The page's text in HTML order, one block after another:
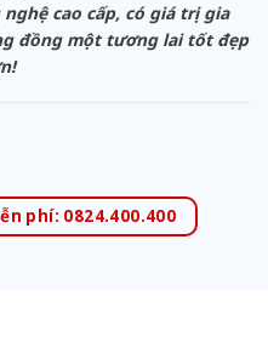
cao cấp, có giá trị gia
đồng một tương lai tốt đẹp
phí: 0824.400.400